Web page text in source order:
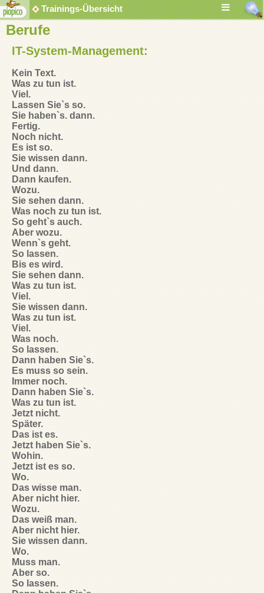
Berufe
IT-System-Management:
Kein Text.
Was zu tun ist.
Viel.
Lassen Sie`s so.
Sie haben`s. dann.
Fertig.
Noch nicht.
Es ist so.
Sie wissen dann.
Und dann.
Dann kaufen.
Wozu.
Sie sehen dann.
Was noch zu tun ist.
So geht`s auch.
Aber wozu.
Wenn`s geht.
So lassen.
Bis es wird.
Sie sehen dann.
Was zu tun ist.
Viel.
Sie wissen dann.
Was zu tun ist.
Viel.
Was noch.
So lassen.
Dann haben Sie`s.
Es muss so sein.
Immer noch.
Dann haben Sie`s.
Was zu tun ist.
Jetzt nicht.
Später.
Das ist es.
Jetzt haben Sie`s.
Wohin.
Jetzt ist es so.
Wo.
Das wisse man.
Aber nicht hier.
Wozu.
Das weiß man.
Aber nicht hier.
Sie wissen dann.
Wo.
Muss man.
Aber so.
So lassen.
Trainings-Übersicht